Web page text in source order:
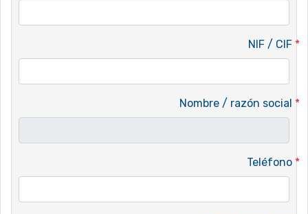
NIF / CIF *
Nombre / razón social *
Teléfono *